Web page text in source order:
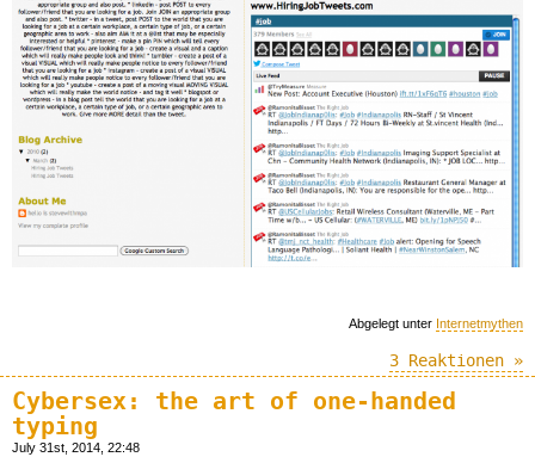
Abgelegt unter Internetmythen
3 Reaktionen »
Cybersex: the art of one-handed
typing
July 31st, 2014, 22:48